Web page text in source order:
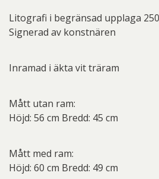
Litografi i begränsad upplaga
Signerad av konstnären
Inramad i äkta vit träram
Mått utan ram:
Höjd: 56 cm Bredd: 45 cm
Mått med ram:
Höjd: 60 cm Bredd: 49 cm